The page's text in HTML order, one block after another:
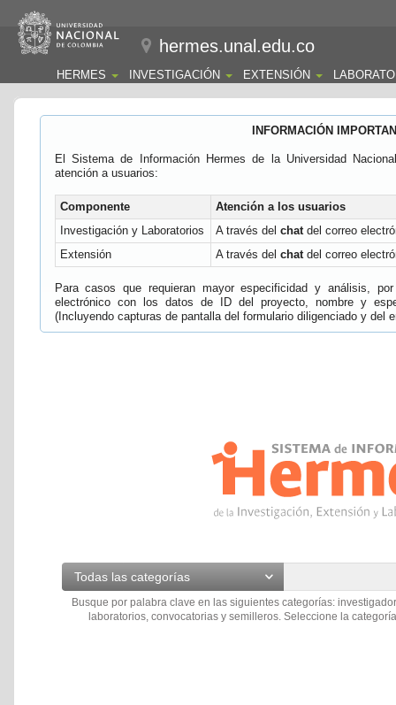
hermes.unal.edu.co
HERMES INVESTIGACIÓN EXTENSIÓN
INFORMACIÓN
El Sistema de Información Hermes de la Universidad
atención a usuarios:
Componente
Atención a los usuarios
Investigación y Laboratorios
A través del chatdel correo
Extensión
A través del chatdel correo
Para casos que requieran mayor especificidad y análisis,
electrónico con los datos de ID del proyecto, nombre y
(Incluyendo capturas de pantalla del formulario diligenciado y del
Todas las categorías
Busque por palabra clave en las siguientes categorías:
laboratorios, convocatorias y semilleros. Seleccione la